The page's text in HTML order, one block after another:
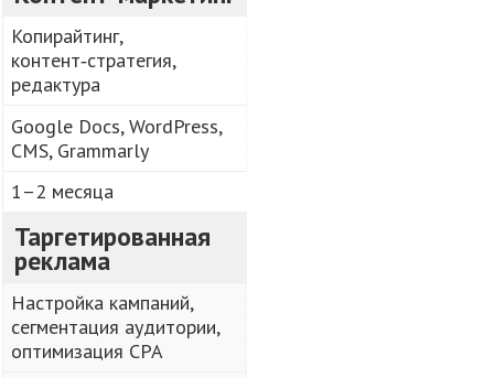
Копирайтинг,
контент‑стратегия,
редактура
Google Docs, WordPress,
CMS, Grammarly
1–2 месяца
Таргетированная
реклама
Настройка кампаний,
сегментация аудитории,
оптимизация CPA